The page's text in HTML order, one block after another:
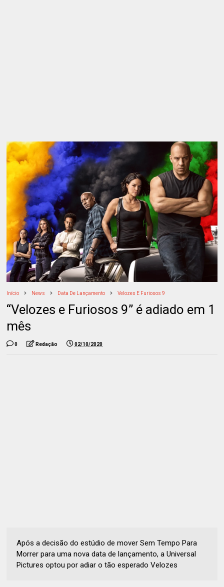
Início News Data De Lançamento Velozes E Furiosos 9
“Velozes e Furiosos 9” é adiado em 1
mês
0 Redação 02/10/2020
Após a decisão do estúdio de mover Sem Tempo Para
Morrer para uma nova data de lançamento, a Universal
Pictures optou por adiar o tão esperado Velozes